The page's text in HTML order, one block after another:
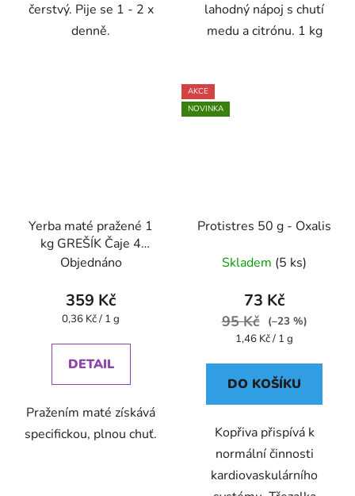
čerstvý. Pije se 1 - 2 x
denně.
lahodný nápoj s chutí
medu a citrónu. 1 kg
Yerba maté pražené 1
kg GREŠÍK Čaje 4
světadílů
Objednáno
359 Kč
Měrná
0,36 Kč / 1 g
DETAIL
Pražením maté získává
specifickou, plnou chuť.
AKCE
NOVINKA
Protistres 50 g - Oxalis
Skladem (5 ks)
73 Kč
95 Kč
(–23 %)
Měrná
1,46 Kč / 1 g
DO KOŠÍKU
Kopřiva přispívá k
normální činnosti
kardiovaskulárního